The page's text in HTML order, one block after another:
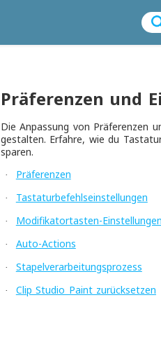
Präferenzen und
Die Anpassung von Präferenzen
gestalten. Erfahre, wie du
sparen.
· Präferenzen
· Tastaturbefehlseinstellungen
· Modifikatortasten-Einstellungen
· Auto-Actions
· Stapelverarbeitungsprozess
· Clip Studio Paint zurücksetzen